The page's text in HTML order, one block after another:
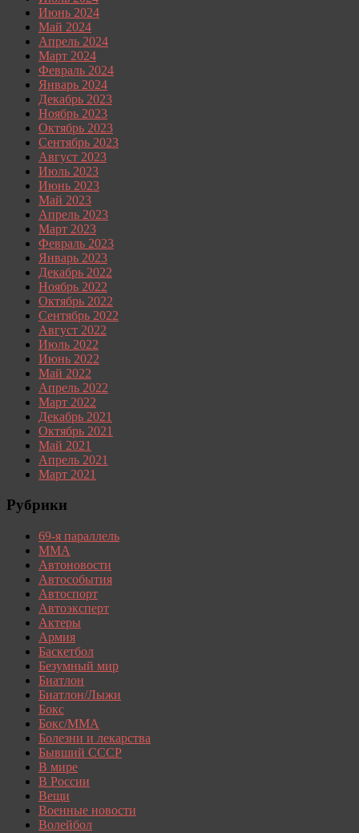
Июнь 2024
Май 2024
Апрель 2024
Март 2024
Февраль 2024
Январь 2024
Декабрь 2023
Ноябрь 2023
Октябрь 2023
Сентябрь 2023
Август 2023
Июль 2023
Июнь 2023
Май 2023
Апрель 2023
Март 2023
Февраль 2023
Январь 2023
Декабрь 2022
Ноябрь 2022
Октябрь 2022
Сентябрь 2022
Август 2022
Июль 2022
Июнь 2022
Май 2022
Апрель 2022
Март 2022
Декабрь 2021
Октябрь 2021
Май 2021
Апрель 2021
Март 2021
Рубрики
69-я параллель
MMA
Автоновости
Автособытия
Автоспорт
Автоэксперт
Актеры
Армия
Баскетбол
Безумный мир
Биатлон
Биатлон/Лыжи
Бокс
Бокс/MMA
Болезни и лекарства
Бывший СССР
В мире
В России
Вещи
Военные новости
Волейбол